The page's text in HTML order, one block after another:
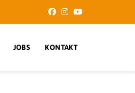
JOBS KONTAKT